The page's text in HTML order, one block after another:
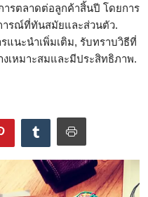
ารตลาดต่อลูกค้าสิ้นปี โดยการ
รณ์ที่ทันสมัยและส่วนตัว.
แนะนำเพิ่มเติม, รับทราบวิธีที่
เหมาะสมและมีประสิทธิภาพ.